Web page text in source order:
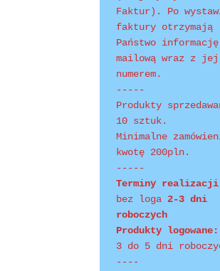
Shopping Tips Terms of
Faktur). Po
faktury otrzymają
Państwo informację
mailową wraz z jej
numerem.
-----
Produkty
10 sztuk.
Minimalne
kwotę 200pln.
-----
Terminy realizacji
bez loga 2-3 dni
roboczych
Produkty logowane:
3 do 5 dni
----